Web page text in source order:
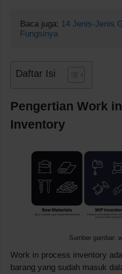
Baca juga: 14 Jenis-Jenis
Fungsinya
Daftar Isi
Pengertian Work
Inventory
Sumber gambar:
Work in process inventory
barang yang sudah masuk